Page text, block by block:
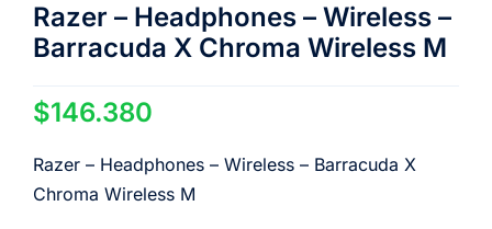
Razer – Headphones – Wireless –
Barracuda X Chroma Wireless M
$146.380
Razer – Headphones – Wireless – Barracuda X
Chroma Wireless M